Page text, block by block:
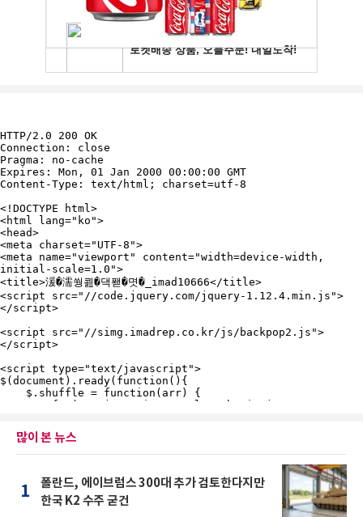
많이 본 뉴스
1
폴란드, 에이브럼스 300대 추가 검토한다지만
한국 K2 수주 굳건